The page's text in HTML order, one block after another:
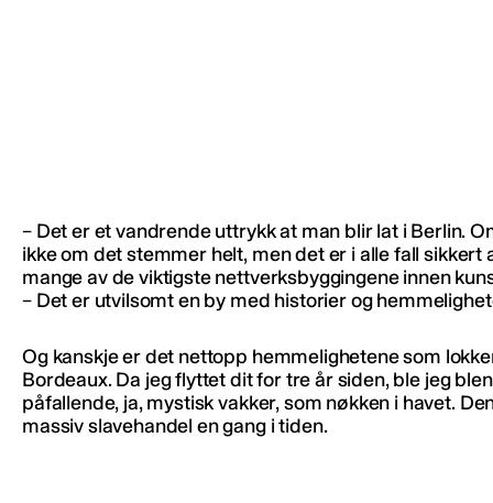
– Det er et vandrende uttrykk at man blir lat i Berlin.
ikke om det stemmer helt, men det er i alle fall
mange av de viktigste nettverksbyggingene innen
– Det er utvilsomt en by med historier og
Og kanskje er det nettopp hemmelighetene som
Bordeaux. Da jeg flyttet dit for tre år siden, ble jeg
påfallende, ja, mystisk vakker, som nøkken i havet.
massiv slavehandel en gang i tiden.